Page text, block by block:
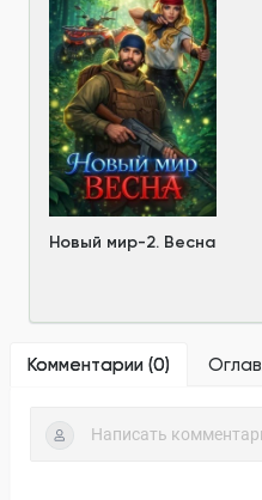
Новый мир-2. Весна
Комментарии (0)